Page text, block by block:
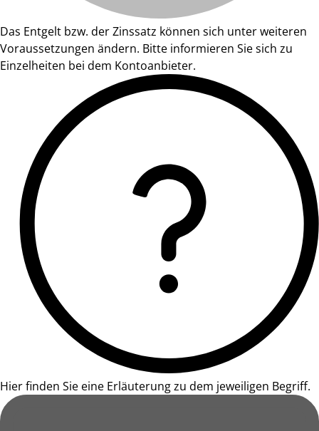
Das Entgelt bzw. der Zinssatz können sich unter weiteren
Voraussetzungen ändern. Bitte informieren Sie sich zu
Einzelheiten bei dem Kontoanbieter.
Hier finden Sie eine Erläuterung zu dem jeweiligen Begriff.